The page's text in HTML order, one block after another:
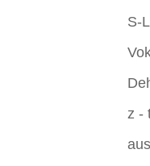
S-
z -